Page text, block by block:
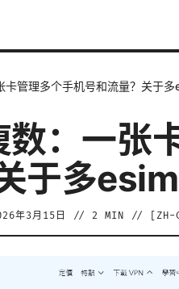
卡管理多个手机号和流量？关于
：一张
于多
年3月15日 // 2 MIN // [ ZH-